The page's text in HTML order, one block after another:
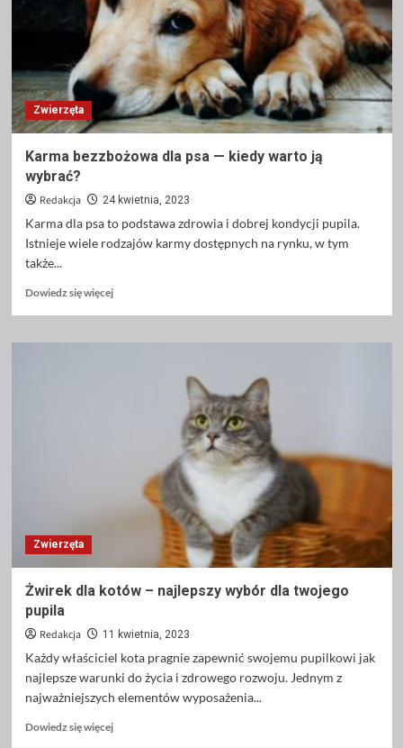
wybrać
najlepszy
Twojego
pupila?
Zwierzęta
Karma bezzbożowa dla psa — kiedy warto ją
wybrać?
Redakcja 24 kwietnia, 2023
Karma dla psa to podstawa zdrowia i dobrej kondycji pupila.
Istnieje wiele rodzajów karmy dostępnych na rynku, w tym
także...
Dowiedz się więcejDowiedz
o
wybrać?
Zwierzęta
Żwirek dla kotów – najlepszy wybór dla twojego
pupila
Redakcja 11 kwietnia, 2023
Każdy właściciel kota pragnie zapewnić swojemu pupilkowi jak
najlepsze warunki do życia i zdrowego rozwoju. Jednym z
najważniejszych elementów wyposażenia...
Dowiedz się więcejDowiedz